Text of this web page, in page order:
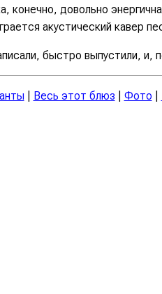
конечно, довольно
акустический кавер
быстро выпустили, и,
Весь этот блюз Фото